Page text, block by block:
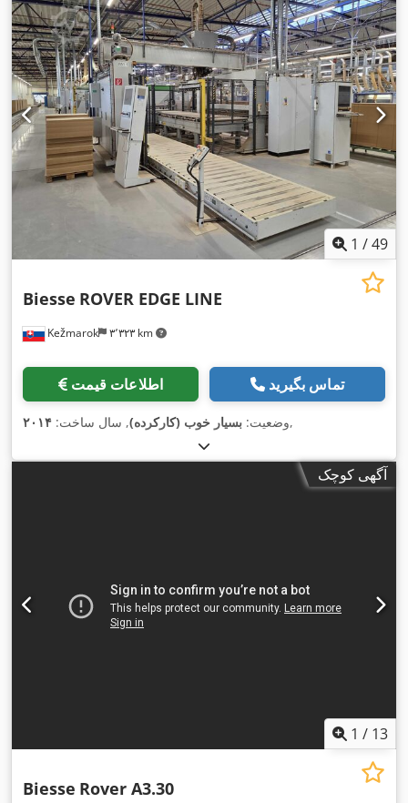
1 /49
Kežmarok ۳٬۳۲۳ km
Biesse ROVER EDGE LINE
اطلاعات قیمت تماس بگیرید
وضعیت: بسیار خوب (کارکرده), سال ساخت: ۲۰۱۴ ,
آگهی کوچک
1 / 13
Biesse Rover A3.30